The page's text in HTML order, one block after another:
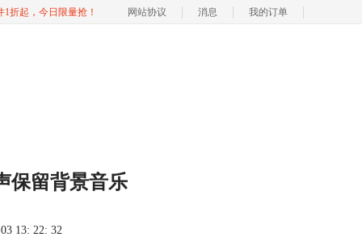
折起，今日限量抢！ 网站协议 消息 我的订单
保留背景音乐
13: 22: 32